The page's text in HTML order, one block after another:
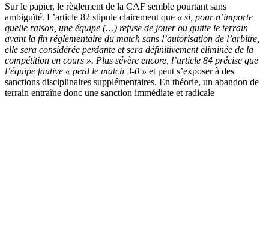
Sur le papier, le règlement de la CAF semble pourtant sans
ambiguïté. L’article 82 stipule clairement que « si, pour n’importe
quelle raison, une équipe (…) refuse de jouer ou quitte le terrain
avant la fin réglementaire du match sans l’autorisation de l’arbitre,
elle sera considérée perdante et sera définitivement éliminée de la
compétition en cours ». Plus sévère encore, l’article 84 précise que
l’équipe fautive « perd le match 3-0 » et peut s’exposer à des
sanctions disciplinaires supplémentaires. En théorie, un abandon de
terrain entraîne donc une sanction immédiate et radicale